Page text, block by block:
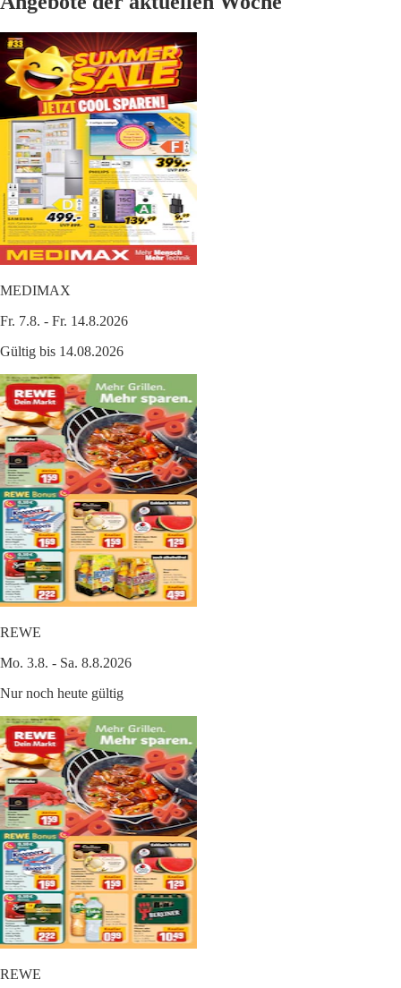
MEDIMAX
Fr. 7.8. - Fr. 14.8.2026
Gültig bis 14.08.2026
REWE
Mo. 3.8. - Sa. 8.8.2026
Nur noch heute gültig
REWE